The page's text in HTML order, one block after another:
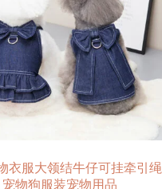
衣服大领结牛仔可挂牵引绳
宠物狗服装宠物用品